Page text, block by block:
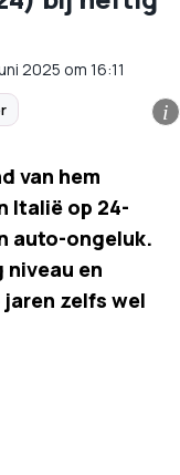
2025 om 16:11
i
van hem
Italië op 24-
auto-ongeluk.
niveau en
zelfs wel